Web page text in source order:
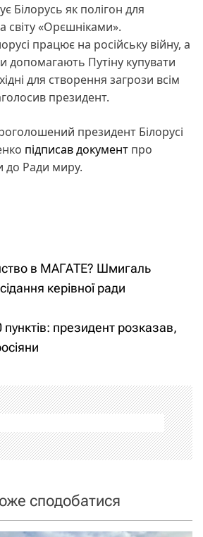
Білорусь як полігон для
«Орєшніками».
працює на російську війну, а
допомагають Путіну купувати
для створення загрози всім
президент.
президент Білорусі
підписав документ про
до Ради миру.
в МАГАТЕ? Шмигаль
керівної ради
президент розказав,
сподобатися